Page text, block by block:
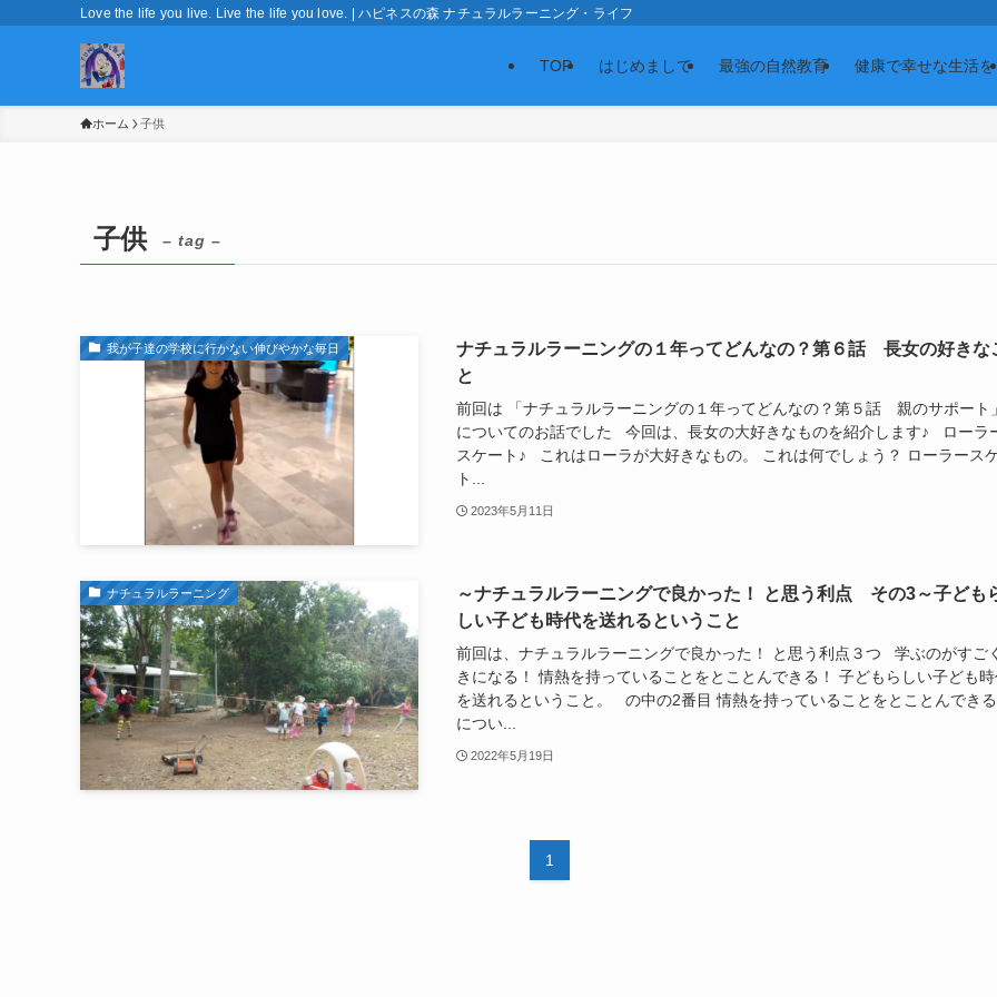
Love the life you live. Live the life you love. | ハピネスの森 ナチュラルラーニング・ライフ
TOP はじめまして 最強の自然教育 健康で幸せな生活を
ホーム 子供
子供 – tag –
我が子達の学校に行かない伸びやかな毎日
ナチュラルラーニングの１年ってどんなの？第６話 長女の好きな
と
前回は 「ナチュラルラーニングの１年ってどんなの？第５話 親のサポート」
についてのお話でした 今回は、長女の大好きなものを紹介します♪ ローラ
スケート♪ これはローラが大好きなもの。 これは何でしょう？ ローラース
ト...
2023年5月11日
ナチュラルラーニング
～ナチュラルラーニングで良かった！ と思う利点 その3～子ども
しい子ども時代を送れるということ
前回は、ナチュラルラーニングで良かった！ と思う利点３つ 学ぶのがすご
きになる！ 情熱を持っていることをとことんできる！ 子どもらしい子ども
を送れるということ。 の中の2番目 情熱を持っていることをとことんできる
につい...
2022年5月19日
1